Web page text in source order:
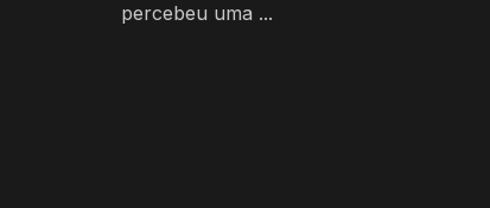
percebeu uma ...